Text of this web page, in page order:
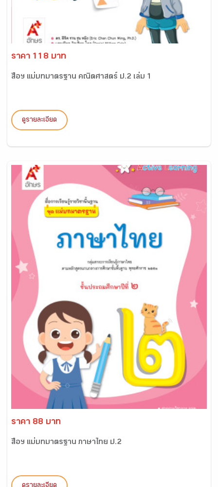
ราคา 118 บาท
สื่อฯ แม่บทมาตรฐาน คณิตศาสตร์ ป.2 เล่ม 1
ดูรายละเอียด
ราคา 88 บาท
สื่อฯ แม่บทมาตรฐาน ภาษาไทย ป.2